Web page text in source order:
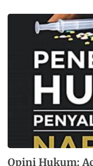
Opini Hukum: